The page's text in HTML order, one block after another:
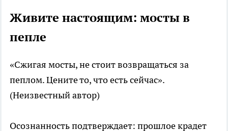
Живите настоящим: мосты в
пепле
«Сжигая мосты, не стоит возвращаться за
пеплом. Цените то, что есть сейчас».
(Неизвестный автор)
Осознанность подтверждает: прошлое крадет